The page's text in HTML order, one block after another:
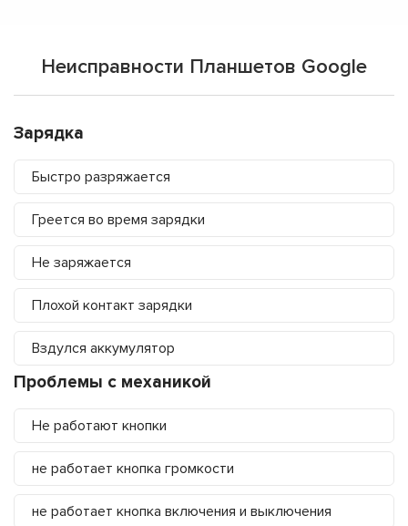
Неисправности Планшетов Google
Зарядка
Быстро разряжается
Греется во время зарядки
Не заряжается
Плохой контакт зарядки
Вздулся аккумулятор
Проблемы с механикой
Не работают кнопки
не работает кнопка громкости
не работает кнопка включения и выключения